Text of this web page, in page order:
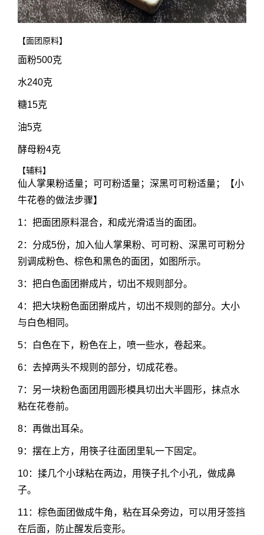
【面团原料】
面粉500克
水240克
糖15克
油5克
酵母粉4克
【辅料】
仙人掌果粉适量；可可粉适量；深黑可可粉适量；【小
牛花卷的做法步骤】
1：把面团原料混合，和成光滑适当的面团。
2：分成5份，加入仙人掌果粉、可可粉、深黑可可粉分
别调成粉色、棕色和黑色的面团，如图所示。
3：把白色面团擀成片，切出不规则部分。
4：把大块粉色面团擀成片，切出不规则的部分。大小
与白色相同。
5：白色在下，粉色在上，喷一些水，卷起来。
6：去掉两头不规则的部分，切成花卷。
7：另一块粉色面团用圆形模具切出大半圆形，抹点水
粘在花卷前。
8：再做出耳朵。
9：摆在上方，用筷子往面团里轧一下固定。
10：揉几个小球粘在两边，用筷子扎个小孔，做成鼻
子。
11：棕色面团做成牛角，粘在耳朵旁边，可以用牙签挡
在后面，防止醒发后变形。